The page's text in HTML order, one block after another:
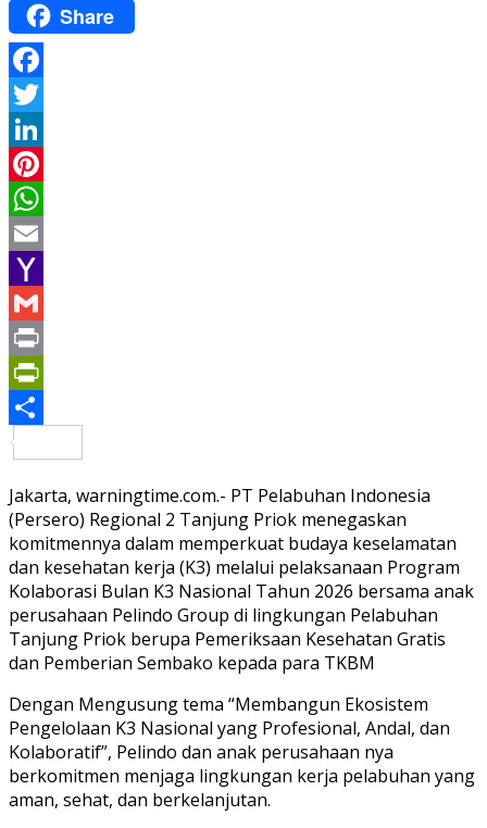
Share
Facebook
Twitter
LinkedIn
Pinterest
WhatsApp
Email
Yahoo
Mail
Gmail
Print
PrintFriendly
Jakarta, warningtime.com.- PT Pelabuhan Indonesia
(Persero) Regional 2 Tanjung Priok menegaskan
komitmennya dalam memperkuat budaya keselamatan
dan kesehatan kerja (K3) melalui pelaksanaan Program
Kolaborasi Bulan K3 Nasional Tahun 2026 bersama anak
perusahaan Pelindo Group di lingkungan Pelabuhan
Tanjung Priok berupa Pemeriksaan Kesehatan Gratis
dan Pemberian Sembako kepada para TKBM
Dengan Mengusung tema “Membangun Ekosistem
Pengelolaan K3 Nasional yang Profesional, Andal, dan
Kolaboratif”, Pelindo dan anak perusahaan nya
berkomitmen menjaga lingkungan kerja pelabuhan yang
aman, sehat, dan berkelanjutan.